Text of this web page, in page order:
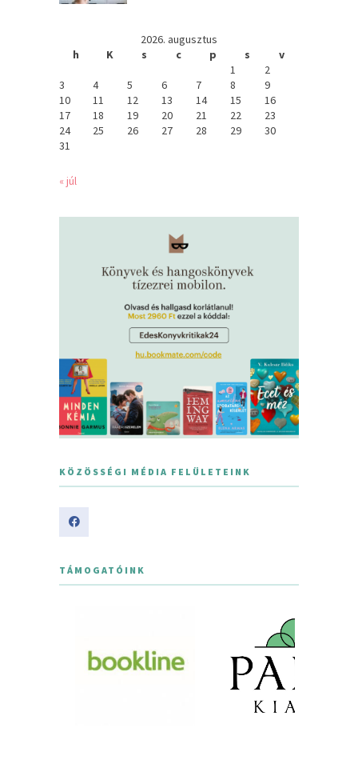
2026. augusztus
h
K s c p s
v
1
2
3
4 5 6 7 8
9
10
11 12 13 14 15
16
17
18 19 20 21 22
23
24
25 26 27 28 29
30
31
« júl
KÖZÖSSÉGI MÉDIA FELÜLETEINK
TÁMOGATÓINK